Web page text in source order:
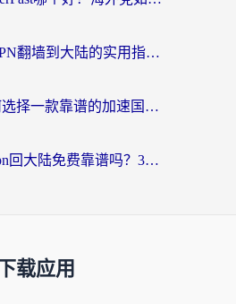
海外党必看：VPN翻墙到大陆的实用指南——从看CCTV5到选加速器，一篇全搞定
身在海外，如何选择一款靠谱的加速国内网络的加速器？
海外党必看：vpn回大陆免费靠谱吗？3步选对加速器实现无缝刷国内资源
下载应用